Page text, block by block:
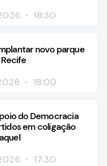
18:30
novo parque
18:00
do Democracia
em coligação
17:30